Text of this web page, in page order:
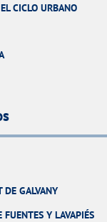
CICLO URBANO
DE GALVANY
Y LAVAPIÉS